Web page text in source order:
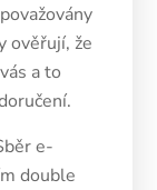
ověřují, že
a to
e-
double